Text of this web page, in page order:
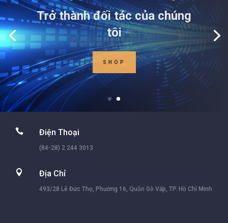
Trở thành đối tác của chúng
tôi
SHOP
 Điện Thoại
(84-28) 2 244 3013
 Địa Chỉ
493/28 Lê Đức Thọ, Phường 16, Quận Gò Vấp, TP. Hồ Chí Minh